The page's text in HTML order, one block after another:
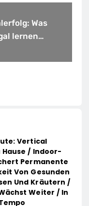
Was
lernen
Vertical
Hause / Indoor-
Permanente
Von Gesunden
Und Kräutern /
Weiter / In